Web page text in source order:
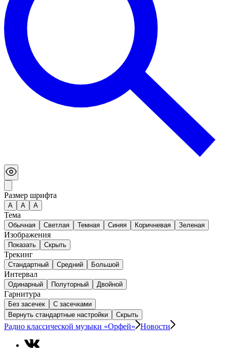
Размер шрифта
А A A
Тема
Обычная Светлая Темная Синяя Коричневая Зеленая
Изображения
Показать Скрыть
Трекинг
Стандартный Средний Большой
Интервал
Одинарный Полуторный Двойной
Гарнитура
Без засечек
С засечками
Вернуть стандартные настройки
Скрыть
Радио классической музыки «Орфей» Новости